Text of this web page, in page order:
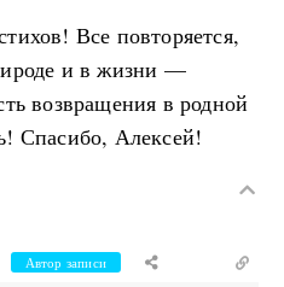
Все повторяется,
и в жизни —
возвращения в родной
Спасибо, Алексей!
Автор записи